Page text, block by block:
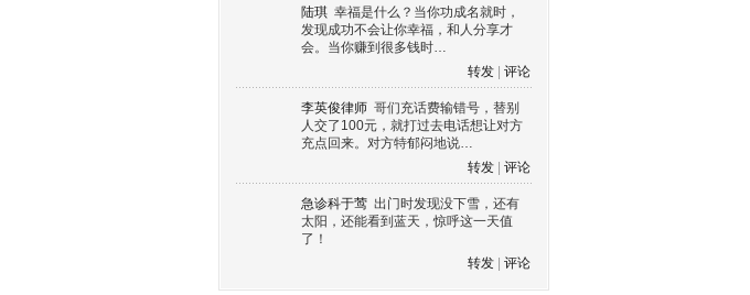
陆琪 幸福是什么？当你功成名就时，
发现成功不会让你幸福，和人分享才
会。当你赚到很多钱时…
转发
评论
李英俊律师 哥们充话费输错号，替别
人交了100元，就打过去电话想让对方
充点回来。对方特郁闷地说…
转发
评论
急诊科于莺 出门时发现没下雪，还有
太阳，还能看到蓝天，惊呼这一天值
了！
转发
评论